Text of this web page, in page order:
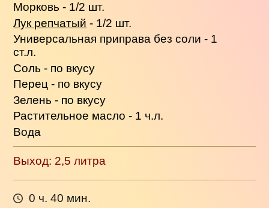
Морковь - 1/2 шт.
Лук репчатый - 1/2 шт.
Универсальная приправа без соли - 1
ст.л.
Соль - по вкусу
Перец - по вкусу
Зелень - по вкусу
Растительное масло - 1 ч.л.
Вода
Выход: 2,5 литра
0 ч. 40 мин.